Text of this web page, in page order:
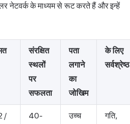
नेटवर्क के माध्यम से रूट करते हैं और इन्हें
संरक्षित
स्थलों
पर
सफलता
पता
लगाने
का
जोखिम
के लिए
सर्वश्रेष्ठ
/
40-
उच्च
गति,